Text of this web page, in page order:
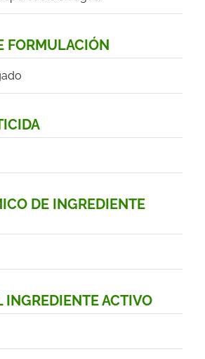
FORMULACIÓN
DE INGREDIENTE
INGREDIENTE ACTIVO